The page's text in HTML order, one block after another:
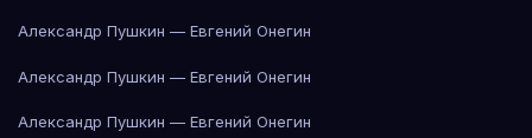
Александр Пушкин — Евгений Онегин
Александр Пушкин — Евгений Онегин
Александр Пушкин — Евгений Онегин